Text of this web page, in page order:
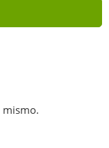
mismo.